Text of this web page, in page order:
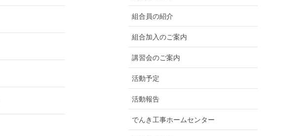
組合員の紹介
組合加入のご案内
講習会のご案内
活動予定
活動報告
でんき工事ホームセンター